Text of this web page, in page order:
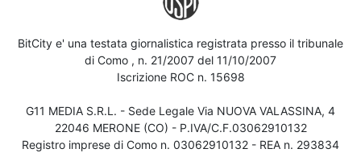
BitCity e' una testata giornalistica registrata presso il tribunale
di Como , n. 21/2007 del 11/10/2007
Iscrizione ROC n. 15698
G11 MEDIA S.R.L. - Sede Legale Via NUOVA VALASSINA, 4
22046 MERONE (CO) - P.IVA/C.F.03062910132
Registro imprese di Como n. 03062910132 - REA n. 293834